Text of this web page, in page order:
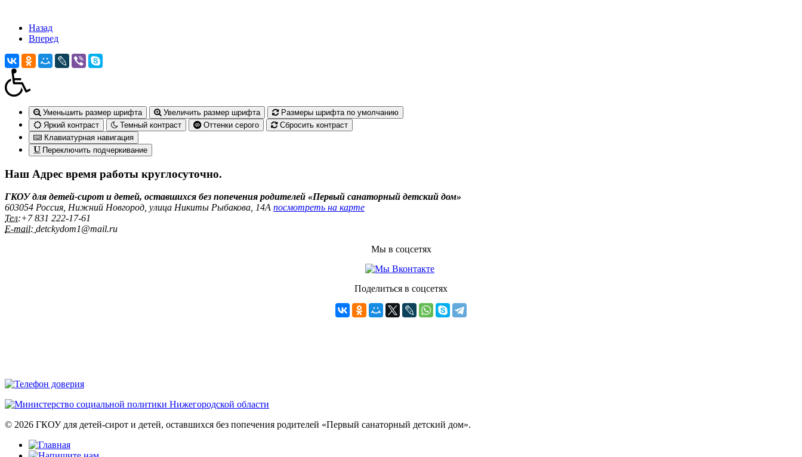
Назад
Вперед
Уменьшить размер шрифта Увеличить размер шрифта
Размеры шрифта по умолчанию
Яркий контраст
Темный контраст Оттенки серого
Сбросить контраст
Клавиатурная навигация
Переключить подчеркивание
Наш Адрес время работы круглосуточно.
ГКОУ для детей-сирот и детей, оставшихся без попечения родителей «Первый санаторный детский дом»
603054 Россия, Нижний Новгород, улица Никиты Рыбакова, 14А посмотреть на карте
Тел:+7 831 222‑17-61
E-mail: detckydom1@mail.ru
Мы в соцсетях
Поделиться в соцсетях
© 2026 ГКОУ для детей-сирот и детей, оставшихся без попечения родителей «Первый санаторный детский дом».